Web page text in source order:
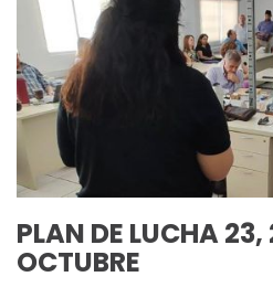
PLAN DE LUCHA 23,
OCTUBRE